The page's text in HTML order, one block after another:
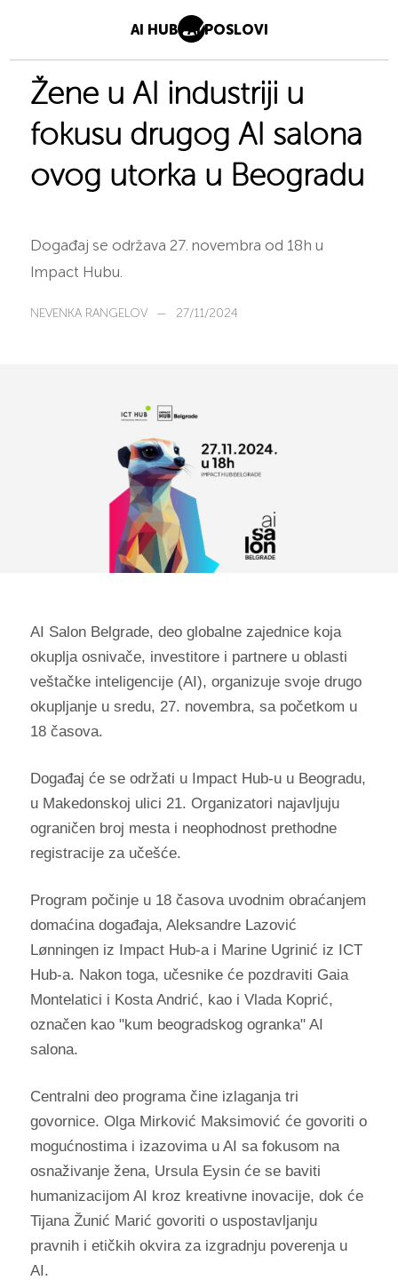
AI HUB AI POSLOVI
Žene u AI industriji u
fokusu drugog AI salona
ovog utorka u Beogradu
Događaj se održava 27. novembra od 18h u
Impact Hubu.
NEVENKA RANGELOV — 27/11/2024
AI Salon Belgrade, deo globalne zajednice koja
okuplja osnivače, investitore i partnere u oblasti
veštačke inteligencije (AI), organizuje svoje drugo
okupljanje u sredu, 27. novembra, sa početkom u
18 časova.
Događaj će se održati u Impact Hub-u u Beogradu,
u Makedonskoj ulici 21. Organizatori najavljuju
ograničen broj mesta i neophodnost prethodne
registracije za učešće.
Program počinje u 18 časova uvodnim obraćanjem
domaćina događaja, Aleksandre Lazović
Lønningen iz Impact Hub-a i Marine Ugrinić iz ICT
Hub-a. Nakon toga, učesnike će pozdraviti Gaia
Montelatici i Kosta Andrić, kao i Vlada Koprić,
označen kao "kum beogradskog ogranka" AI
salona.
Centralni deo programa čine izlaganja tri
govornice. Olga Mirković Maksimović će govoriti o
mogućnostima i izazovima u AI sa fokusom na
osnaživanje žena, Ursula Eysin će se baviti
humanizacijom AI kroz kreativne inovacije, dok će
Tijana Žunić Marić govoriti o uspostavljanju
pravnih i etičkih okvira za izgradnju poverenja u
AI.